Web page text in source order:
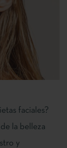
faciales?
la belleza
y